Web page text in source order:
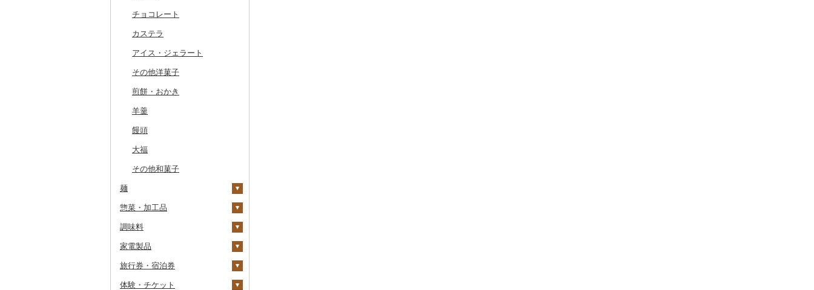
上州牛
飛騨牛
近江牛
神戸牛・神戸ビーフ
但馬牛
土佐あかうし
佐賀牛
長崎和牛
あか牛
その他牛肉（精肉）
サザエ
はまぐり
その他貝
カツオ
金目鯛
クエ
くじら
サバ
さんま
鯛
のどぐろ
ふぐ
ほっけ
その他鮮魚
わかめ
ひじき
その他海苔・海藻
ししゃも
その他干物
その他魚介・加工品
しらす・ちりめん
かまぼこ・練り製品
その他魚介・加工品
ひとめぼれ
ミルキークィーン
ななつぼし
その他米
レモン
不知火・デコポン
せとか
文旦
まどんな
ポンカン
その他柑橘
キウイ
柿（カキ）
ドライフルーツ
干し柿
干し芋
その他ドライフルーツ
その他果物
びわ
ブルーベリー
パイナップル
栗
その他果物
レンコン
にんにく・生姜
その他根菜
しいたけ
松茸
その他きのこ
その他野菜
山菜
かぼちゃ
茄子
レタス
その他野菜
その他焼酎
赤ワイン
シャンパン・スパーク
リキュール・洋酒
甘酒
ノンアルコール
その他酒
足柄茶
知覧茶
八女茶
その他茶
茶葉・ティーバッグ
野菜ジュース
炭酸飲料
豆乳
その他飲料・ジュース
チョコレート
カステラ
アイス・ジェラート
その他洋菓子
煎餅・おかき
羊羹
饅頭
大福
その他和菓子
麺
ラーメン
うどん
そば
パスタ
ひやむぎ
惣菜・加工品
惣菜
餃子
シュウマイ
コロッケ
カレー・シチュー
カレー
シチュー
鍋
肉
ピザ
調味料
砂糖
塩
醤油
家電製品
季節・空調家電
キッチン家電
旅行券・宿泊券
旅行券
体験・チケット